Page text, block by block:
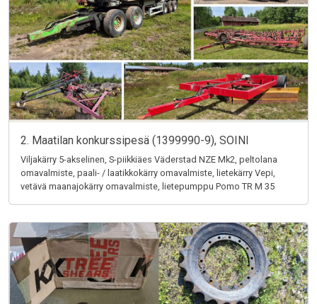
2. Maatilan konkurssipesä (1399990-9), SOINI
Viljakärry 5-akselinen, S-piikkiäes Väderstad NZE Mk2, peltolana
omavalmiste, paali- / laatikkokärry omavalmiste, lietekärry Vepi,
vetävä maanajokärry omavalmiste, lietepumppu Pomo TR M 35